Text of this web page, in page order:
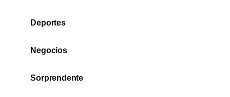
Deportes
Negocios
Sorprendente